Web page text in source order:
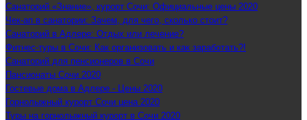
Санаторий «Знание», курорт Сочи: Официальные цены 2020
Чек-ап в санатории: Зачем, для чего, сколько стоит?
Санаторий в Адлере: Отдых или лечение?
Фитнес-туры в Сочи: Как организовать и как заработать?!
Санаторий для пенсионеров в Сочи
Пансионаты Сочи 2020
Гостевые дома в Адлере - Цены 2020
Горнолыжный курорт Сочи цена 2020
Туры на горнолыжный курорт в Сочи 2020